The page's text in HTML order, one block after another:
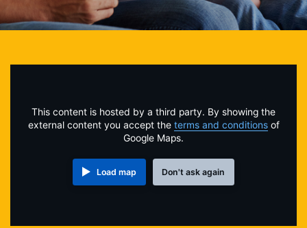
Contact
This content is hosted by a third party. By showing the
external content you accept the terms and conditionsof
Google Maps.
Load map Don't ask again